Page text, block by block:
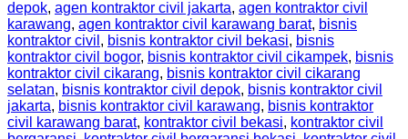
depok, agen kontraktor civil jakarta, agen kontraktor civil
karawang, agen kontraktor civil karawang barat, bisnis
kontraktor civil , bisnis kontraktor civil bekasi, bisnis
kontraktor civil bogor, bisnis kontraktor civil cikampek, bisnis
kontraktor civil cikarang, bisnis kontraktor civil cikarang
selatan, bisnis kontraktor civil depok, bisnis kontraktor civil
jakarta, bisnis kontraktor civil karawang, bisnis kontraktor
civil karawang barat, kontraktor civil bekasi, kontraktor civil